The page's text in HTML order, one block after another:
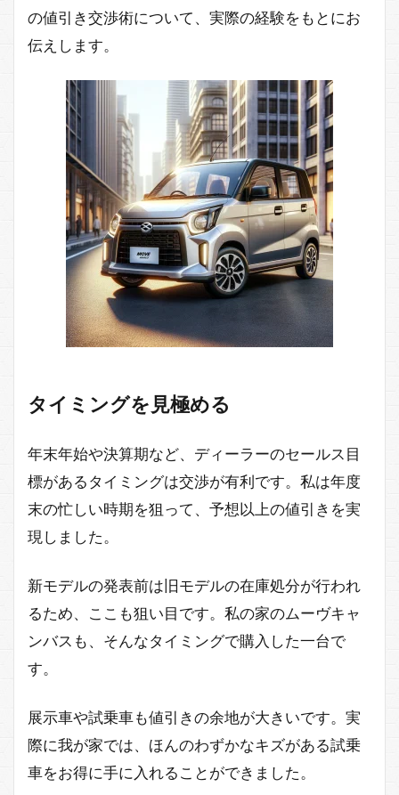
の値引き交渉術について、実際の経験をもとにお
伝えします。
タイミングを見極める
年末年始や決算期など、ディーラーのセールス目
標があるタイミングは交渉が有利です。私は年度
末の忙しい時期を狙って、予想以上の値引きを実
現しました。
新モデルの発表前は旧モデルの在庫処分が行われ
るため、ここも狙い目です。私の家のムーヴキャ
ンバスも、そんなタイミングで購入した一台で
す。
展示車や試乗車も値引きの余地が大きいです。実
際に我が家では、ほんのわずかなキズがある試乗
車をお得に手に入れることができました。